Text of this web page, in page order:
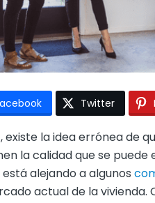
Twitter
la idea errónea de
la calidad que se puede
alejando a algunos
actual de la vivienda.